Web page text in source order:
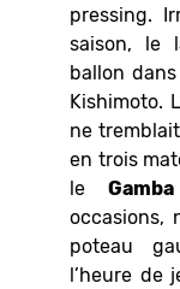
pressing.
saison, le
ballon
Kishimoto.
ne
en trois
leGamba
occasions,
poteau
l’heure de